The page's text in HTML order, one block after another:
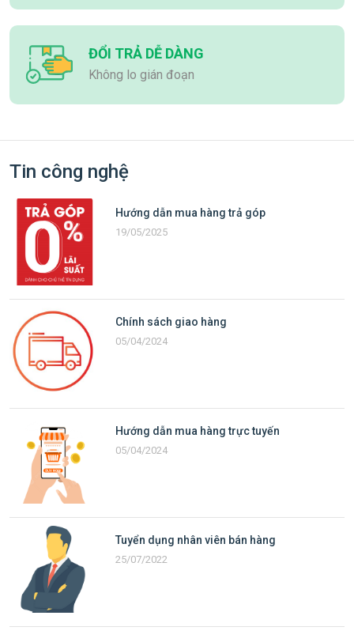
12GB
16GB
24GB
64-bit
192-bit
256-bit
320-bit
384-bit
512-bit
ĐỔI TRẢ DỄ DÀNG
Không lo gián đoạn
Tin công nghệ
Hướng dẫn mua hàng trả góp
19/05/2025
Chính sách giao hàng
05/04/2024
Hướng dẫn mua hàng trực tuyến
05/04/2024
Tuyển dụng nhân viên bán hàng
25/07/2022